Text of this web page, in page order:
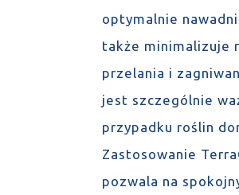
optymalnie
także minimalizuje
przelania i
jest szczególnie
przypadku roślin
Zastosowanie
pozwala na